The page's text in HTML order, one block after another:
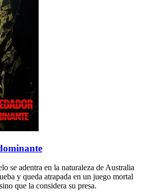
se adentra en la naturaleza de Australia
y queda atrapada en un juego mortal
que la considera su presa.